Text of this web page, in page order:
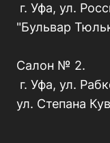
г. Уфа, ул.
"Бульвар
Салон № 2.
г. Уфа, ул.
ул. Степана